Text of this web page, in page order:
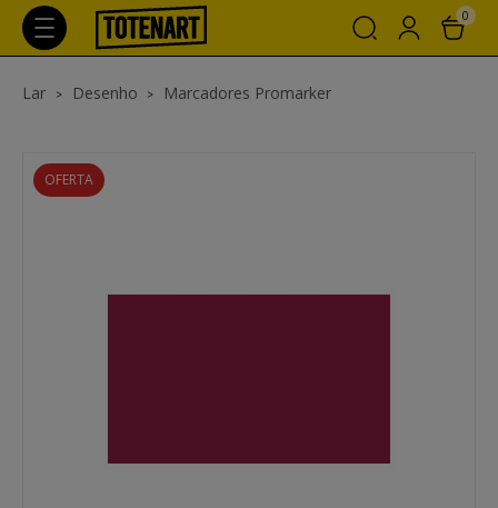
0
Lar Desenho Marcadores Promarker
OFERTA